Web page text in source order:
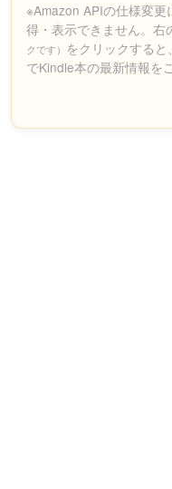
※Amazon APIの仕様変更
得・表示できません。右
クです） をクリックする
でKindle本の最新情報を